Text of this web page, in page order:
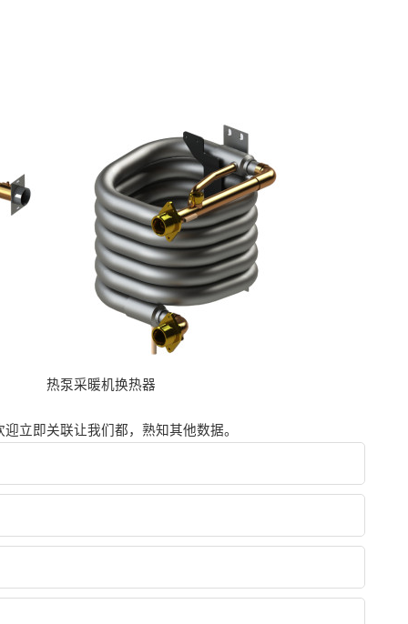
热泵采暖机换热器
立即关联让我们都，熟知其他数据。